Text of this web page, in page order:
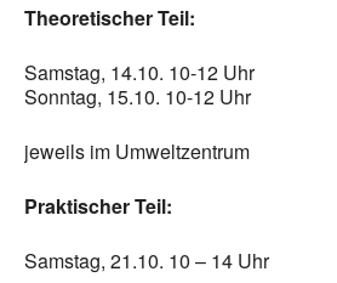
Theoretischer Teil:
Samstag, 14.10. 10-12 Uhr
Sonntag, 15.10. 10-12 Uhr
jeweils im Umweltzentrum
Praktischer Teil:
Samstag, 21.10. 10 – 14 Uhr